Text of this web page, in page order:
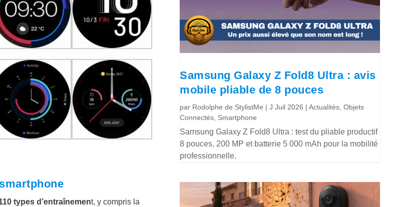
types d’entraînement, y compris la
Samsung Galaxy Z Fold8 Ultra : avis
mobile pliable de 8 pouces
par Rodolphe de StylistMe |J Juil 2026 |Actualités ,Objets
Connectés Smartphone
Samsung Galaxy Z Fold8 Ultra : test du pliable productif
8 pouces, 200 MP et batterie 5 000 mAh pour la mobilité
professionnelle.